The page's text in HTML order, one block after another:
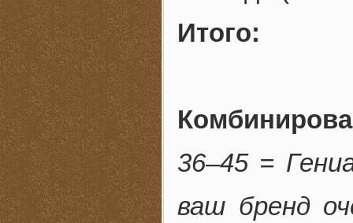
Итого:
36–45 =
ваш бренд